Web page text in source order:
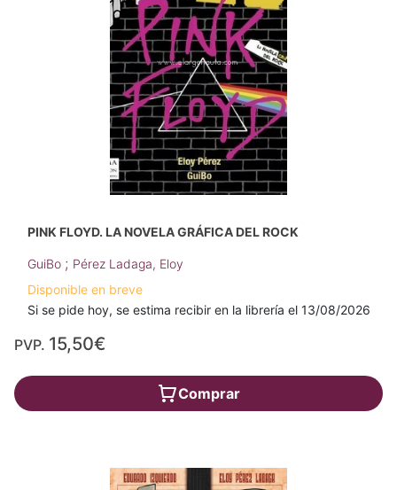
PINK FLOYD. LA NOVELA GRÁFICA DEL ROCK
GuiBo ; Pérez Ladaga, Eloy
Disponible en breve
Si se pide hoy, se estima recibir en la librería el 13/08/2026
PVP. 15,50€
Comprar